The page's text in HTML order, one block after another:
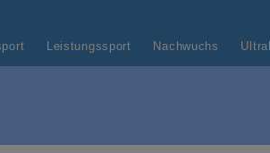
Leistungssport Nachwuchs